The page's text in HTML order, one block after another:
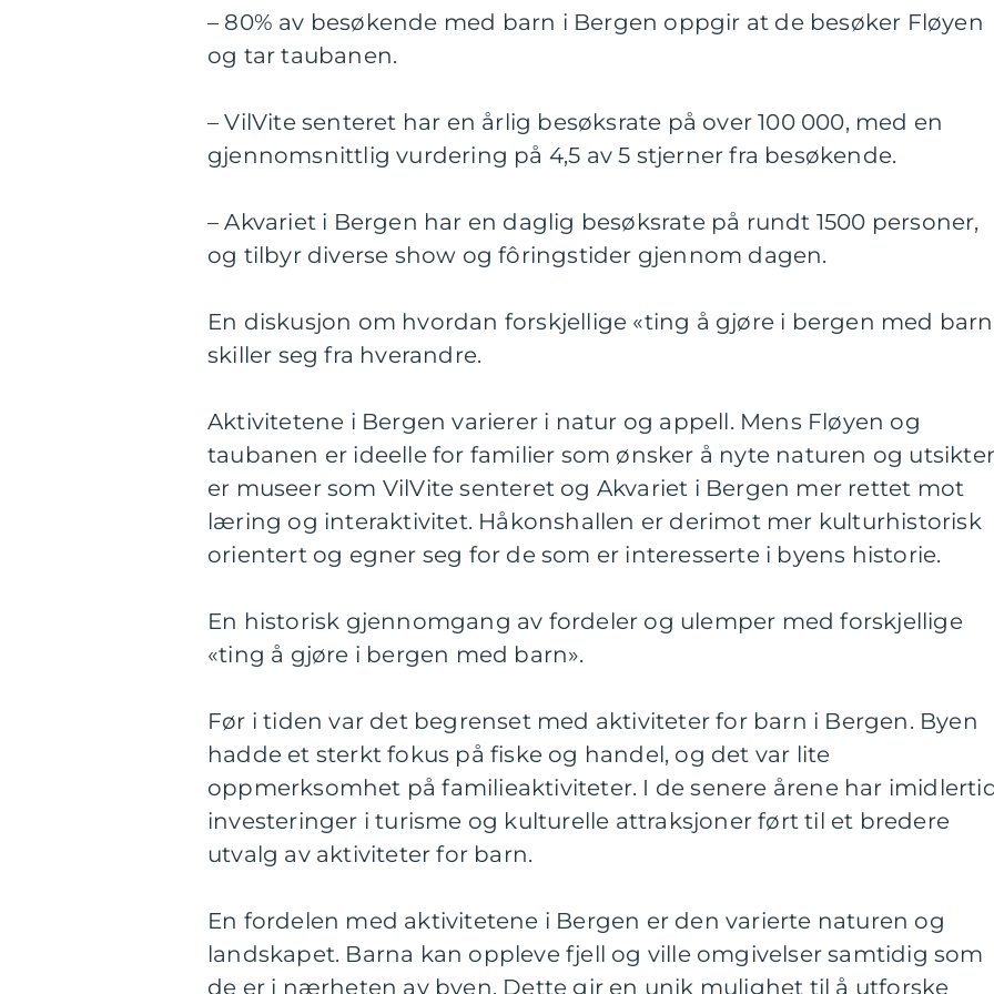
– 80% av besøkende med barn i Bergen oppgir at de besøker Fløyen
og tar taubanen.
– VilVite senteret har en årlig besøksrate på over 100 000, med en
gjennomsnittlig vurdering på 4,5 av 5 stjerner fra besøkende.
– Akvariet i Bergen har en daglig besøksrate på rundt 1500 personer,
og tilbyr diverse show og fôringstider gjennom dagen.
En diskusjon om hvordan forskjellige «ting å gjøre i bergen med
skiller seg fra hverandre.
Aktivitetene i Bergen varierer i natur og appell. Mens Fløyen og
taubanen er ideelle for familier som ønsker å nyte naturen og
er museer som VilVite senteret og Akvariet i Bergen mer rettet mot
læring og interaktivitet. Håkonshallen er derimot mer kulturhistorisk
orientert og egner seg for de som er interesserte i byens historie.
En historisk gjennomgang av fordeler og ulemper med forskjellige
«ting å gjøre i bergen med barn».
Før i tiden var det begrenset med aktiviteter for barn i Bergen. Byen
hadde et sterkt fokus på fiske og handel, og det var lite
oppmerksomhet på familieaktiviteter. I de senere årene har
investeringer i turisme og kulturelle attraksjoner ført til et bredere
utvalg av aktiviteter for barn.
En fordelen med aktivitetene i Bergen er den varierte naturen og
landskapet. Barna kan oppleve fjell og ville omgivelser samtidig som
de er i nærheten av byen. Dette gir en unik mulighet til å utforske